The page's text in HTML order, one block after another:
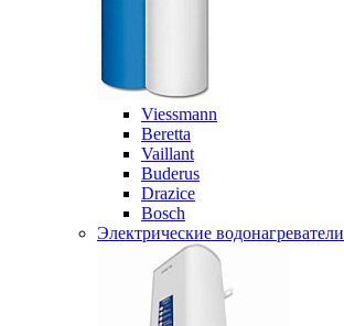
Viessmann
Beretta
Vaillant
Buderus
Drazice
Bosch
Электрические водонагреватели